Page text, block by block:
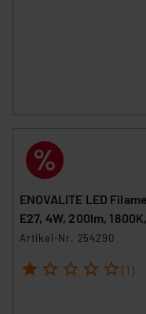
ENOVALITE LED
E27, 4W, 200lm,
Artikel-Nr. 254290
1 2 3 4 5 (1)